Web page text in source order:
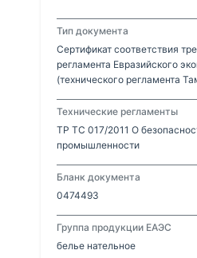
Тип документа
Сертификат соответствия
регламента Евразийского
(технического регламента
Технические регламенты
ТР ТС 017/2011 О
промышленности
Бланк документа
0474493
Группа продукции ЕАЭС
белье нательное